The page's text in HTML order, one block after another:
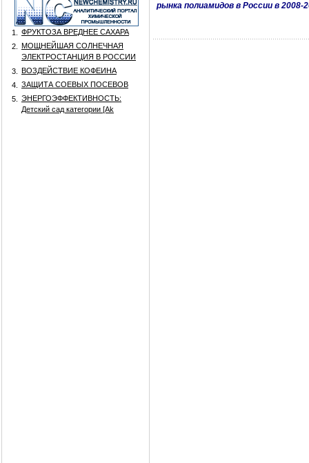
1.
ФРУКТОЗА ВРЕДНЕЕ САХАРА
2.
МОЩНЕЙШАЯ СОЛНЕЧНАЯ
ЭЛЕКТРОСТАНЦИЯ В РОССИИ
3.
ВОЗДЕЙСТВИЕ КОФЕИНА
4.
ЗАЩИТА СОЕВЫХ ПОСЕВОВ
5.
ЭНЕРГОЭФФЕКТИВНОСТЬ:
Детский сад категории [Аk
рынка полиамидов в России в 2008-